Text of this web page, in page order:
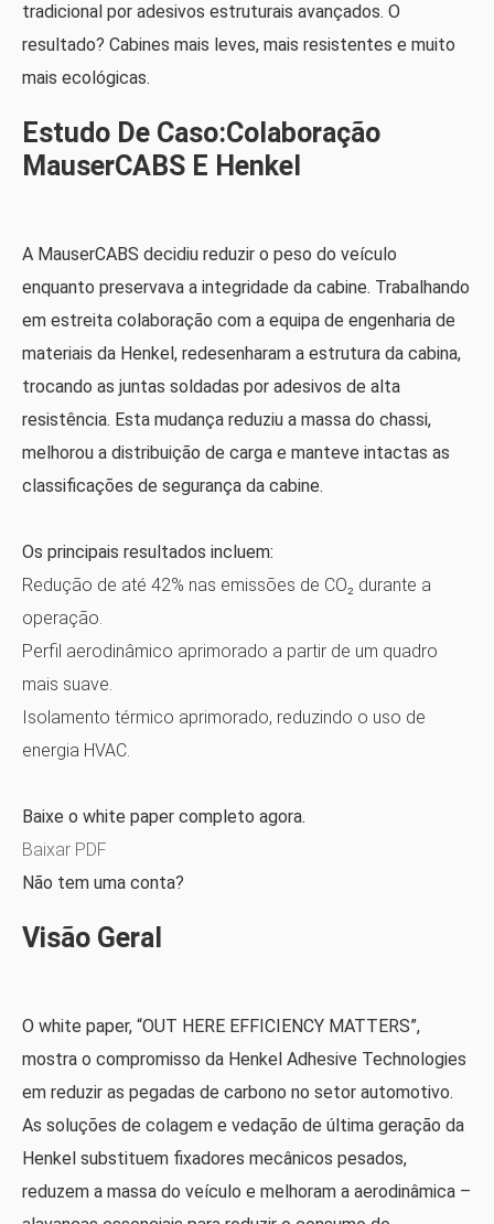
tradicional por adesivos estruturais avançados. O
resultado? Cabines mais leves, mais resistentes e muito
mais ecológicas.
Estudo De Caso:Colaboração
MauserCABS E Henkel
A MauserCABS decidiu reduzir o peso do veículo
enquanto preservava a integridade da cabine. Trabalhando
em estreita colaboração com a equipa de engenharia de
materiais da Henkel, redesenharam a estrutura da cabina,
trocando as juntas soldadas por adesivos de alta
resistência. Esta mudança reduziu a massa do chassi,
melhorou a distribuição de carga e manteve intactas as
classificações de segurança da cabine.
Os principais resultados incluem:
Redução de até 42% nas emissões de CO₂ durante a
operação.
Perfil aerodinâmico aprimorado a partir de um quadro
mais suave.
Isolamento térmico aprimorado, reduzindo o uso de
energia HVAC.
Baixe o white paper completo agora.
Baixar PDF
Não tem uma conta?
Visão Geral
O white paper, “OUT HERE EFFICIENCY MATTERS”,
mostra o compromisso da Henkel Adhesive Technologies
em reduzir as pegadas de carbono no setor automotivo.
As soluções de colagem e vedação de última geração da
Henkel substituem fixadores mecânicos pesados,
reduzem a massa do veículo e melhoram a aerodinâmica –